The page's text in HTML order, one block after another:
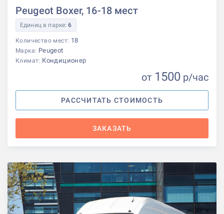
Peugeot Boxer, 16-18 мест
Единиц в парке:6
Количество мест: 18
Марка: Peugeot
Климат: Кондиционер
от 1500 р/час
РАССЧИТАТЬ СТОИМОСТЬ
ЗАКАЗАТЬ